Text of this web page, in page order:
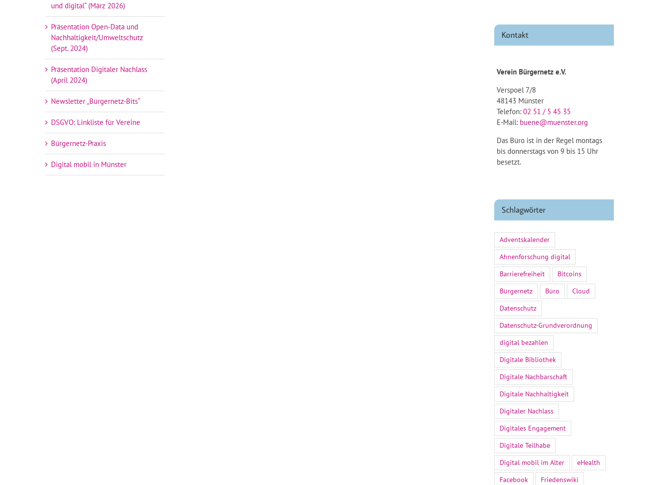
und digital“ (März 2026)
Präsentation Open-Data und
Nachhaltigkeit/Umweltschutz
(Sept. 2024)
Präsentation Digitaler Nachlass
(April 2024)
Newsletter „Bürgernetz-Bits“
DSGVO: Linkliste für Vereine
Bürgernetz-Praxis
Digital mobil in Münster
Kontakt
Verein Bürgernetz e.V.
Verspoel 7/8
48143 Münster
Telefon:02 51 / 5 45 35
E-Mail: buene@muenster.org
Das Büro ist in der Regel montags
bis donnerstags von 9 bis 15 Uhr
besetzt.
Schlagwörter
Adventskalender
Ahnenforschung digital
Barrierefreiheit
Bitcoins
Bürgernetz
Büro
Cloud
Datenschutz
Datenschutz-Grundverordnung
digital bezahlen
Digitale Bibliothek
Digitale Nachbarschaft
Digitale Nachhaltigkeit
Digitaler Nachlass
Digitales Engagement
Digitale Teilhabe
Digital mobil im Alter
eHealth
Facebook
Friedenswiki